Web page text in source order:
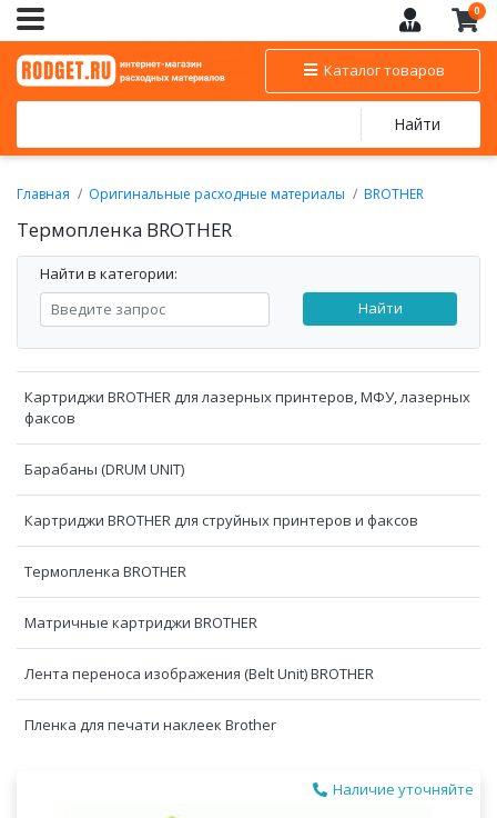
0
Каталог товаров
Найти
Главная Оригинальные расходные материалы
BROTHER
Термопленка BROTHER
Найти в категории:
Найти
Картриджи BROTHER для лазерных принтеров, МФУ, лазерных
факсов
Барабаны (DRUM UNIT)
Картриджи BROTHER для струйных принтеров и факсов
Термопленка BROTHER
Матричные картриджи BROTHER
Лента переноса изображения (Belt Unit) BROTHER
Пленка для печати наклеек Brother
Наличие уточняйте